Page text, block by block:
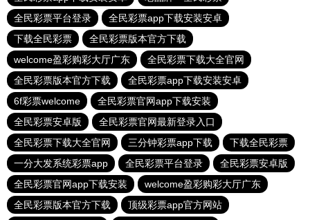
全民彩票平台登录
全民彩票app下载安装安卓
下载全民彩票
全民彩票版本官方下载
welcome盈彩购彩大厅广东
全民彩票下载大全官网
全民彩票版本官方下载
全民彩票app下载安装安卓
6f彩票welcome
全民彩票官网app下载安装
全民彩票安卓版
全民彩票官网最新登录入口
全民彩票下载大全官网
三分钟彩票app下载
下载全民彩票
一分大发系统彩票app
全民彩票平台登录
全民彩票安卓版
全民彩票官网app下载安装
welcome盈彩购彩大厅广东
全民彩票版本官方下载
顶级彩票app官方网站